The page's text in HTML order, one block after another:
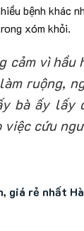
bệnh khác
xóm khỏi.
cảm vì
ruộng,
bà ấy lấy
cứu
giá rẻ nhất